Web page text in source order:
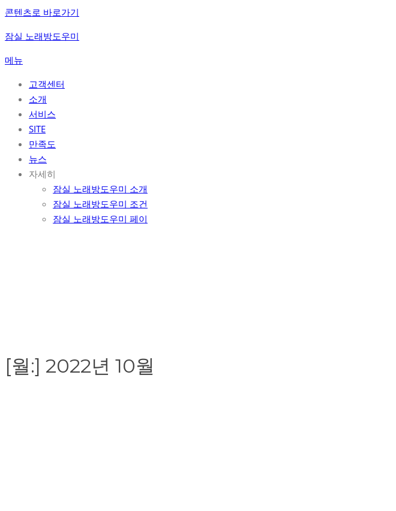
콘텐츠로 바로가기
잠실 노래방도우미
메뉴
고객센터
소개
서비스
SITE
만족도
뉴스
자세히
잠실 노래방도우미 소개
잠실 노래방도우미 조건
잠실 노래방도우미 페이
[월:] 2022년 10월